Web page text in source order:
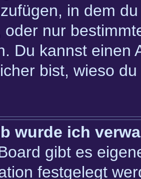
in dem
oder nur
Du kannst einen
bist, wieso
wurde ich
gibt es
festgelegt